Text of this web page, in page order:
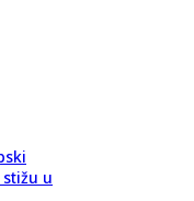
u